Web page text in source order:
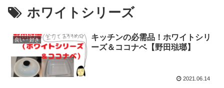
ホワイトシリーズ
良い・好き
キッチンの必需品！ホワイトシリ
ーズ＆ココナベ【野田琺瑯】
2021.06.14